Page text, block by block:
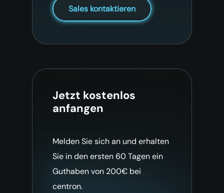
Sales kontaktieren
Jetzt kostenlos
anfangen
Melden Sie sich an und erhalten
Sie in den ersten 60 Tagen ein
Guthaben von 200€ bei
centron.